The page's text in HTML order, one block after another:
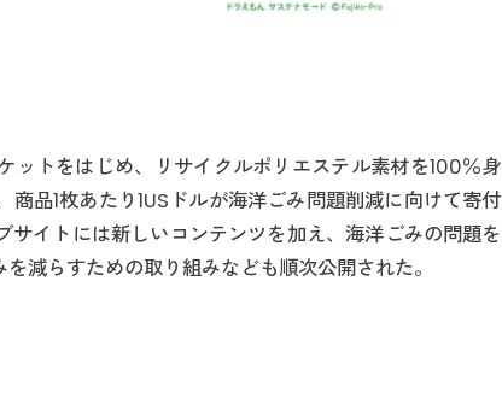
ットをはじめ、リサイクルポリエステル素材を100％身
品1枚あたり1USドルが海洋ごみ問題削減に向けて寄付
イトには新しいコンテンツを加え、海洋ごみの問題を
減らすための取り組みなども順次公開された。